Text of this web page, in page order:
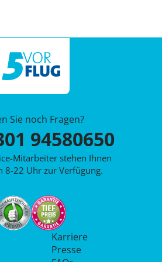
Sie noch Fragen?
94580650
Mitarbeiter stehen Ihnen
8-22 Uhr zur Verfügung.
Karriere
Presse